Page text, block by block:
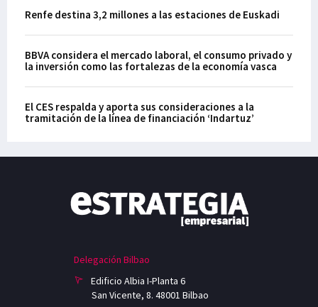
Renfe destina 3,2 millones a las estaciones de Euskadi
BBVA considera el mercado laboral, el consumo privado y
la inversión como las fortalezas de la economía vasca
El CES respalda y aporta sus consideraciones a la
tramitación de la línea de financiación ‘Indartuz’
Delegación Bilbao
Edificio Albia I-Planta 6
San Vicente, 8. 48001 Bilbao